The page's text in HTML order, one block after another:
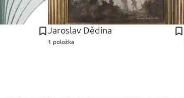
Jaroslav Dědina
1 položka